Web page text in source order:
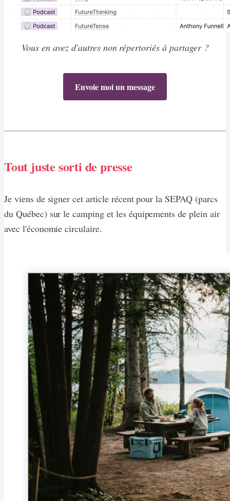
Vous en avez d'autres non répertoriés à partager ?
Envoie moi un message
Tout juste sorti de presse
Je viens de signer cet article récent pour la SEPAQ (parcs
du Québec) sur le camping et les équipements de plein air
avec l'économie circulaire.